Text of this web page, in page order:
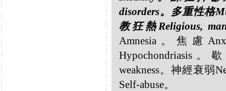
disorders。多重性格
教狂熱Religious,
Amnesia。焦慮
Hypochondriasis
weakness。神經衰弱
Self-abuse。